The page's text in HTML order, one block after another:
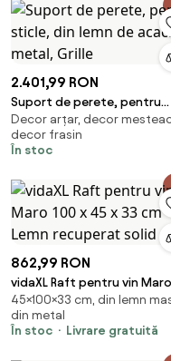
2.401,99 RON
Suport de perete, pentru
sticle, din lemn de acacia si
metal, Grille
Decor arțar, decor
decor frasin
În stoc
862,99 RON
vidaXL Raft pentru vin
x 45 x 33 cm Lemn
solid
45×100×33 cm, din lemn
din metal
În stoc
Livrare gratuită